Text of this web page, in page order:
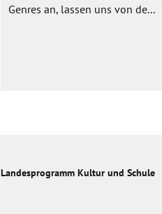
Genres an, lassen uns von de...
Landesprogramm Kultur und Schule